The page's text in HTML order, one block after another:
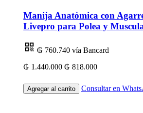
Manija Anatómica con
Livepro para Polea y
₲ 760.740 vía Bancard
₲ 1.440.000 ₲ 818.000
Agregar al carrito Consultar en